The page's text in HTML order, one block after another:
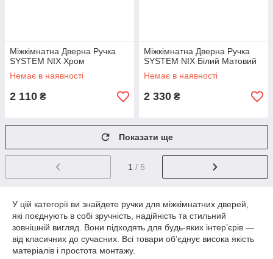
Міжкімнатна Дверна Ручка
SYSTEM NIX Хром
Немає в наявності
2 110 ₴
Міжкімнатна Дверна Ручка
SYSTEM NIX Білий Матовий
Немає в наявності
2 330 ₴
Показати ще
1 / 5
У цій категорії ви знайдете ручки для міжкімнатних дверей,
які поєднують в собі зручність, надійність та стильний
зовнішній вигляд. Вони підходять для будь-яких інтер’єрів —
від класичних до сучасних. Всі товари об’єднує висока якість
матеріалів і простота монтажу.